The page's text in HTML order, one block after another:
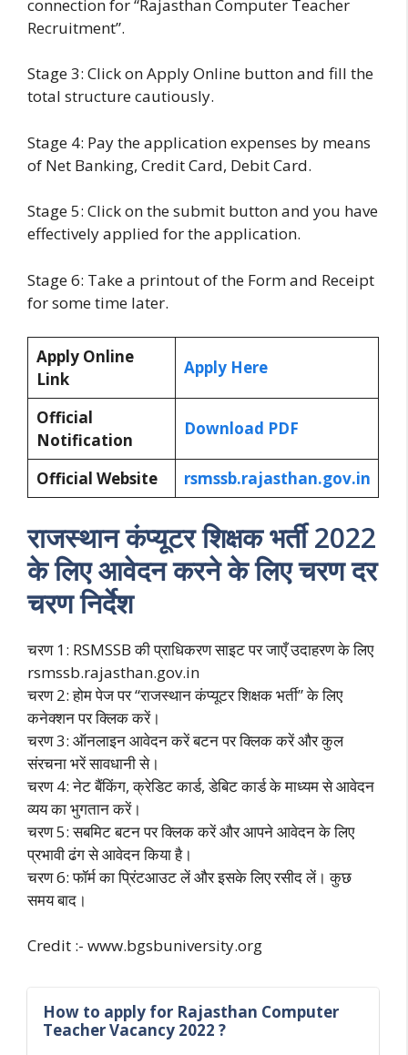
connection for “Rajasthan Computer Teacher
Recruitment”.
Stage 3: Click on Apply Online button and fill the
total structure cautiously.
Stage 4: Pay the application expenses by means
of Net Banking, Credit Card, Debit Card.
Stage 5: Click on the submit button and you have
effectively applied for the application.
Stage 6: Take a printout of the Form and Receipt
for some time later.
Apply Online
Link
Apply Here
Official
Notification
Download PDF
Official Website rsmssb.rajasthan.gov.in
राजस्थान कंप्यूटर शिक्षक भर्ती 2022
के लिए आवेदन करने के लिए चरण दर
चरण निर्देश
चरण 1: RSMSSB की प्राधिकरण साइट पर जाएँ उदाहरण के लिए
rsmssb.rajasthan.gov.in
चरण 2: होम पेज पर “राजस्थान कंप्यूटर शिक्षक भर्ती” के लिए
कनेक्शन पर क्लिक करें।
चरण 3: ऑनलाइन आवेदन करें बटन पर क्लिक करें और कुल
संरचना भरें सावधानी से।
चरण 4: नेट बैंकिंग, क्रेडिट कार्ड, डेबिट कार्ड के माध्यम से आवेदन
व्यय का भुगतान करें।
चरण 5: सबमिट बटन पर क्लिक करें और आपने आवेदन के लिए
प्रभावी ढंग से आवेदन किया है।
चरण 6: फॉर्म का प्रिंटआउट लें और इसके लिए रसीद लें। कुछ
समय बाद।
Credit :- www.bgsbuniversity.org
How to apply for Rajasthan Computer
Teacher Vacancy 2022 ?